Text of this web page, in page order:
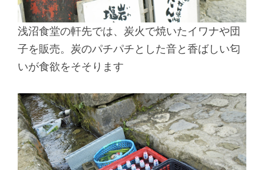
浅沼食堂の軒先では、炭火で焼いたイワナや団
子を販売。炭のパチパチとした音と香ばしい匂
いが食欲をそそります